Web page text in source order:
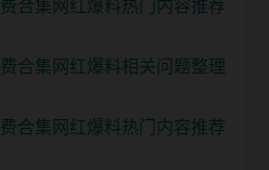
合集网红爆料热门内容推荐
合集网红爆料相关问题整理
合集网红爆料热门内容推荐